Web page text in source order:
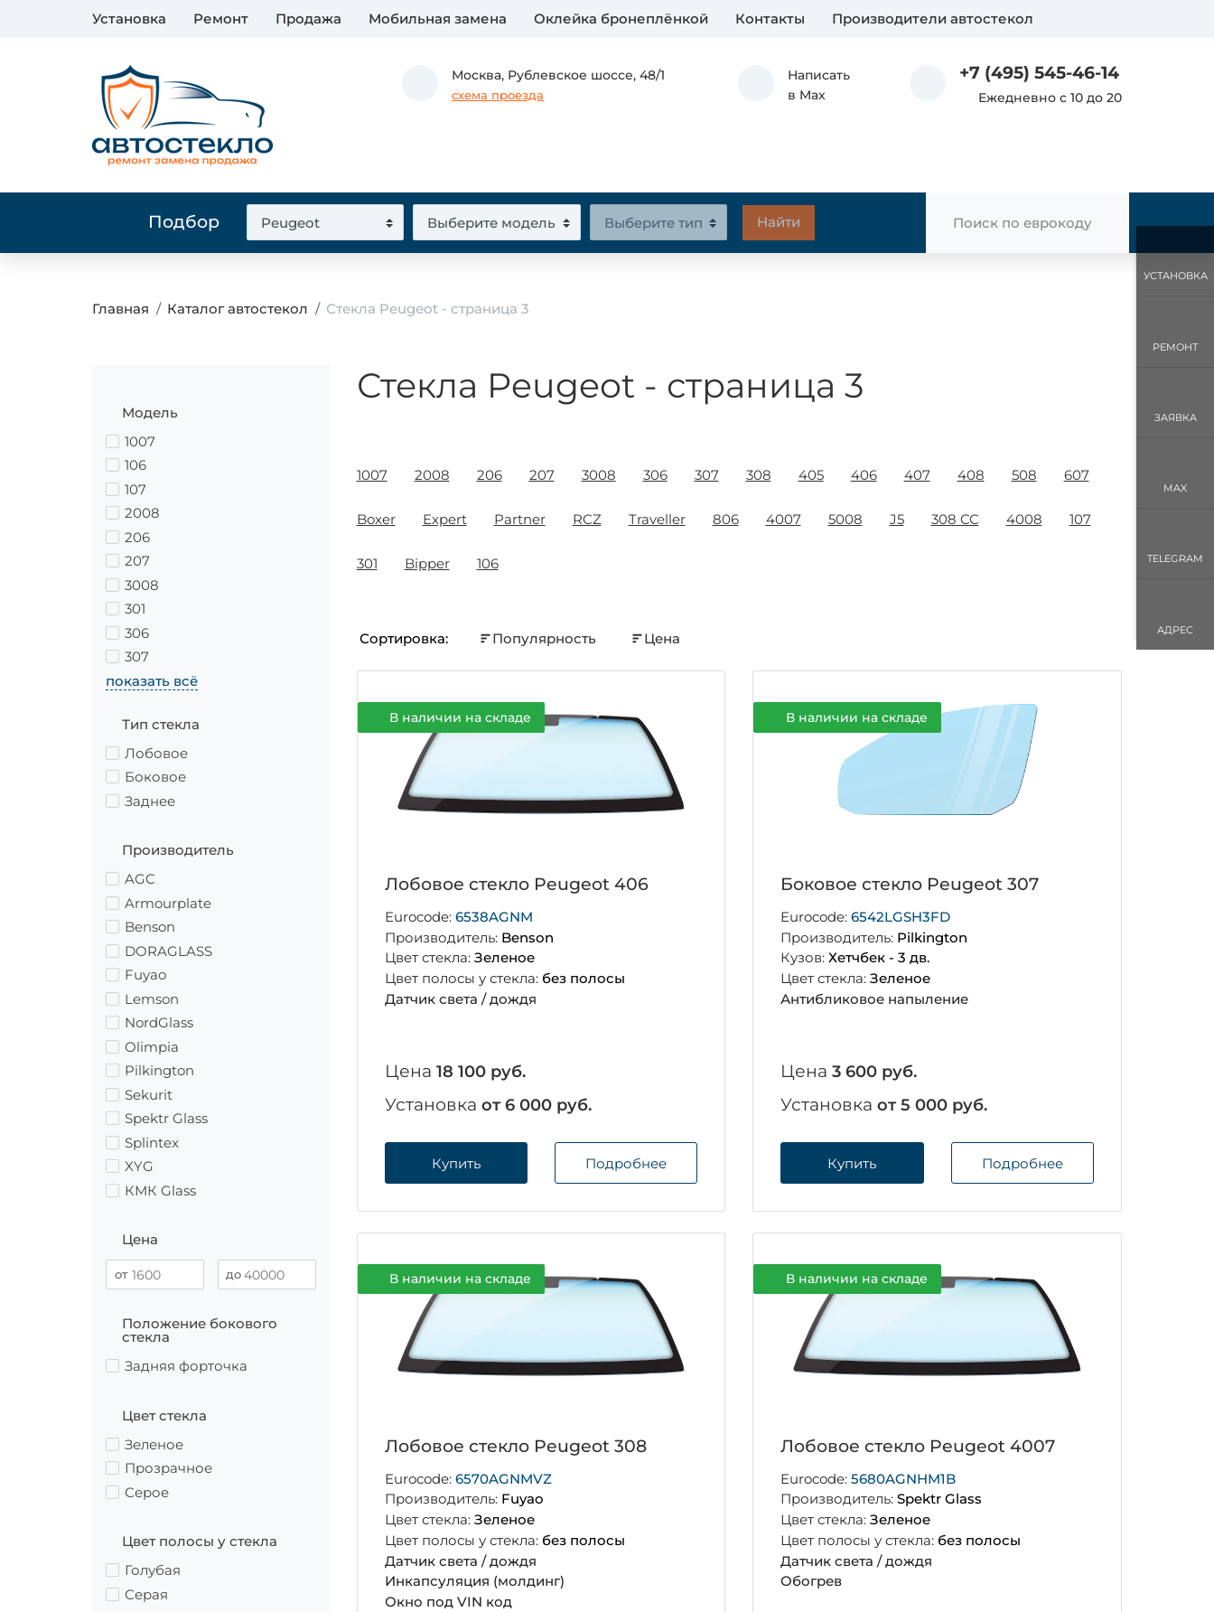
Установка Ремонт Продажа Мобильная замена Оклейка бронеплёнкой Контакты Производители автостекол
Москва, Рублевское шоссе, 48/1
схема проезда
Написать
в Max
+7 (495) 545-46-14
Ежедневно с 10 до 20
Подбор
Главная Каталог автостекол Стекла Peugeot - страница 3
Модель
1007
106
107
2008
206
207
3008
301
306
307
показать всё
Тип стекла
Лобовое
Боковое
Заднее
Производитель
AGC
Armourplate
Benson
DORAGLASS
Fuyao
Lemson
NordGlass
Olimpia
Pilkington
Sekurit
Spektr Glass
Splintex
XYG
КМК Glass
Цена
Положение бокового
стекла
Задняя форточка
Цвет стекла
Зеленое
Прозрачное
Серое
Цвет полосы у стекла
Голубая
Серая
Стекла Peugeot - страница 3
1007 2008 206 207 3008 306 307 308 405 406 407 408 508 607
Boxer Expert Partner RCZ Traveller 806 4007 5008 J5 308 CC 4008 107
301 Bipper 106
Сортировка: Популярность Цена
В наличии на складе
Лобовое стекло Peugeot 406
Eurocode: 6538AGNM
Производитель: Benson
Цвет стекла: Зеленое
Цвет полосы у стекла: без полосы
Датчик света / дождя
Цена 18 100 руб.
Установка от 6 000 руб.
Купить Подробнее
В наличии на складе
Боковое стекло Peugeot 307
Eurocode:6542LGSH3FD
Производитель: Pilkington
Кузов:Хетчбек - 3 дв.
Цвет стекла:Зеленое
Антибликовое напыление
Цена3 600 руб.
Установкаот 5 000 руб.
Купить Подробнее
В наличии на складе
Лобовое стекло Peugeot 308
Eurocode: 6570AGNMVZ
Производитель: Fuyao
Цвет стекла: Зеленое
Цвет полосы у стекла: без полосы
Датчик света / дождя
Инкапсуляция (молдинг)
Окно под VIN код
В наличии на складе
Лобовое стекло Peugeot 4007
Eurocode:5680AGNHM1B
Производитель:Spektr Glass
Цвет стекла:Зеленое
Цвет полосы у стекла: без полосы
Датчик света / дождя
Обогрев
УСТАНОВКА
РЕМОНТ
ЗАЯВКА
MAX
TELEGRAM
АДРЕС